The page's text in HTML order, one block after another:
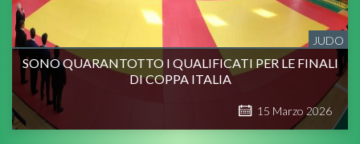
JUDO
SONO QUARANTOTTO I QUALIFICATI PER LE FINALI
DI COPPA ITALIA
15 Marzo 2026